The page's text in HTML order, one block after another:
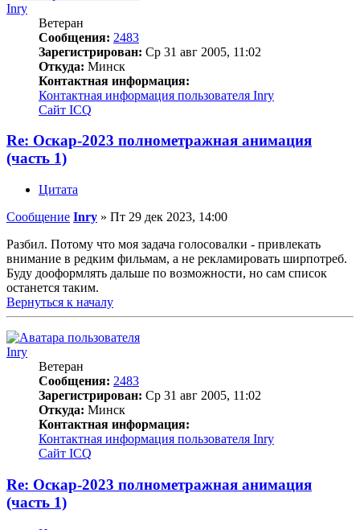
Inry
Ветеран
Сообщения: 2483
Зарегистрирован: Ср 31 авг 2005, 11:02
Откуда: Минск
Контактная информация:
Контактная информация пользователя Inry
Сайт ICQ
Re: Оскар-2023 полнометражная анимация
(часть 1)
Цитата
Сообщение Inry » Пт 29 дек 2023, 14:00
Разбил. Потому что моя задача голосовалки - привлекать
внимание в редким фильмам, а не рекламировать ширпотреб.
Буду дооформлять дальше по возможности, но сам список
останется таким.
Вернуться к началу
Inry
Ветеран
Сообщения: 2483
Зарегистрирован: Ср 31 авг 2005, 11:02
Откуда: Минск
Контактная информация:
Контактная информация пользователя Inry
Сайт ICQ
Re: Оскар-2023 полнометражная анимация
(часть 1)